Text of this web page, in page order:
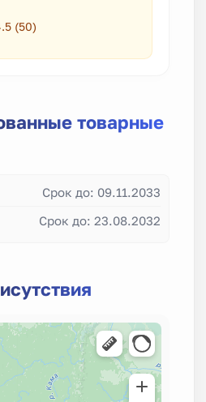
(50)
товарные
Срок до: 09.11.2033
Срок до: 23.08.2032